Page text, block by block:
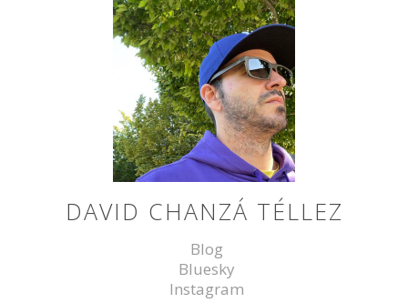
DAVID CHANZÁ TÉLLEZ
Blog
Bluesky
Instagram